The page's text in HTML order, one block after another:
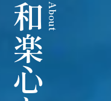
About